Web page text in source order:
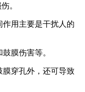
。
用主要是干扰人的
膜伤害等。
穿孔外，还可导致